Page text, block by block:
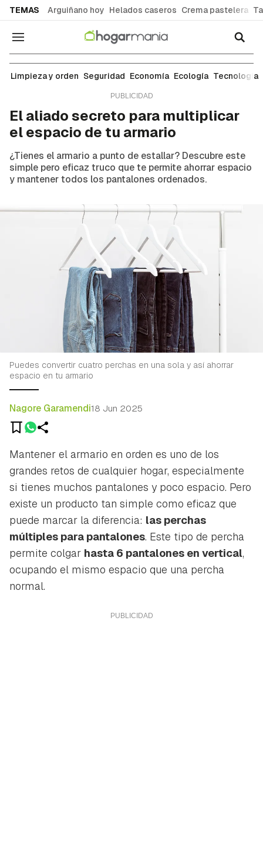
TEMAS Arguiñano hoy Helados caseros Crema pastelera
Navegación
Limpieza y orden
Limpieza y orden Seguridad Economía Ecología Tecnología
El aliado secreto para multiplicar
el espacio de tu armario
¿Tienes el armario a punto de estallar? Descubre este
simple pero eficaz truco que te permite ahorrar espacio
y mantener todos los pantalones ordenados.
Puedes convertir cuatro perchas en una sola y así ahorrar
espacio en tu armario
Nagore Garamendi18 Jun 2025
Mantener el armario en orden es uno de los
grandes retos de cualquier hogar, especialmente
si tienes muchos pantalones y poco espacio. Pero
existe un producto tan simple como eficaz que
puede marcar la diferencia: las perchas
múltiples para pantalones. Este tipo de percha
permite colgar hasta 6 pantalones en vertical,
ocupando el mismo espacio que una percha
normal.